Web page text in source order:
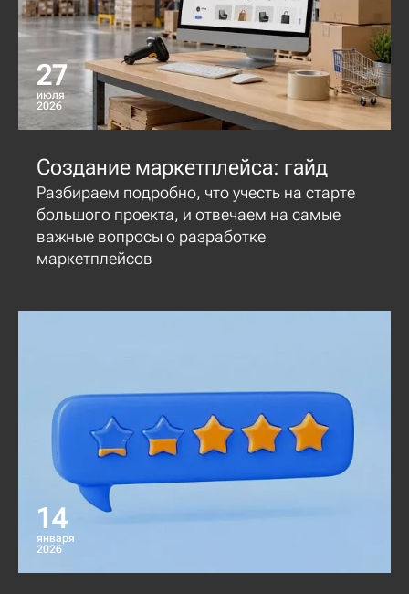
27
июля
2026
Создание маркетплейса: гайд
Разбираем подробно, что учесть на старте
большого проекта, и отвечаем на самые
важные вопросы о разработке
маркетплейсов
14
января
2026